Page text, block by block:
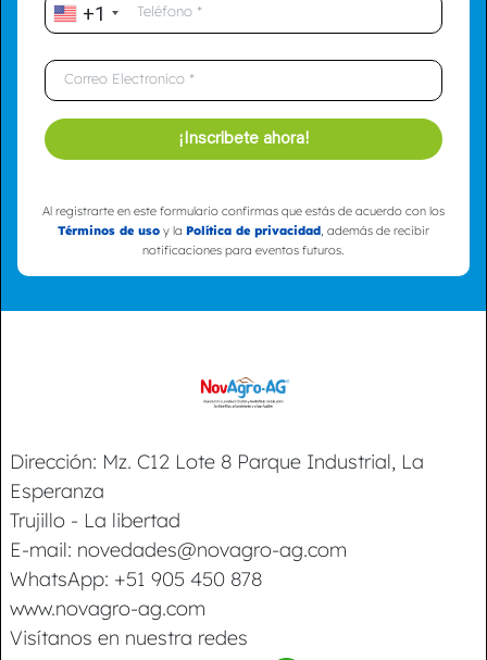
+1
¡Inscribete ahora!
Al registrarte en este formulario confirmas que estás de acuerdo con los
Términos de uso y la Política de privacidad, además de recibir
notificaciones para eventos futuros.
Dirección: Mz. C12 Lote 8 Parque Industrial, La
Esperanza
Trujillo - La libertad
E-mail: novedades@novagro-ag.com
WhatsApp: +51 905 450 878
www.novagro-ag.com
Visítanos en nuestra redes